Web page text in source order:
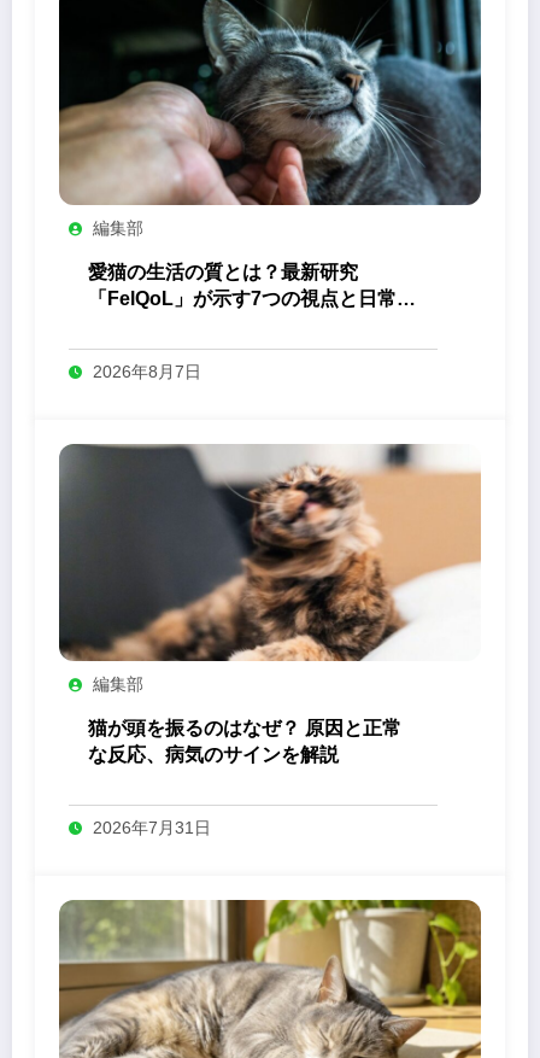
編集部
愛猫の生活の質とは？最新研究
「FelQoL」が示す7つの視点と日常の
2026年8月7日
編集部
猫が頭を振るのはなぜ？ 原因と正常
な反応、病気のサインを解説
2026年7月31日